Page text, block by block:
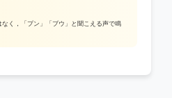
く，「プン」「ブウ」と聞こえる声で鳴